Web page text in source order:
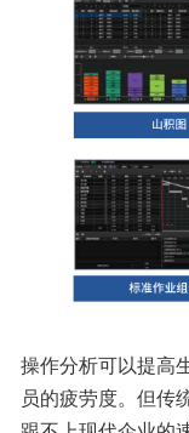
操作分析可以提高
员的疲劳度。但传